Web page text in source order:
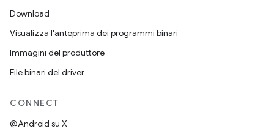
Download
Visualizza l'anteprima dei programmi binari
Immagini del produttore
File binari del driver
CONNECT
@Android su X